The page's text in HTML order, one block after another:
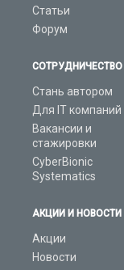
Статьи
Форум
СОТРУДНИЧЕСТВО
Стань автором
Для IT компаний
Вакансии и
стажировки
CyberBionic
Systematics
АКЦИИ И НОВОСТИ
Акции
Новости